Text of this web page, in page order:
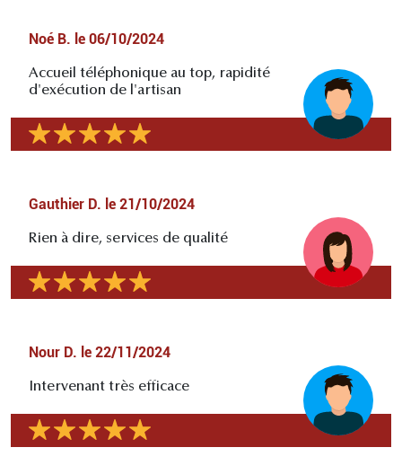
Noé B. le 06/10/2024
Accueil téléphonique au top, rapidité
d'exécution de l'artisan
Gauthier D. le 21/10/2024
Rien à dire, services de qualité
Nour D. le 22/11/2024
Intervenant très efficace